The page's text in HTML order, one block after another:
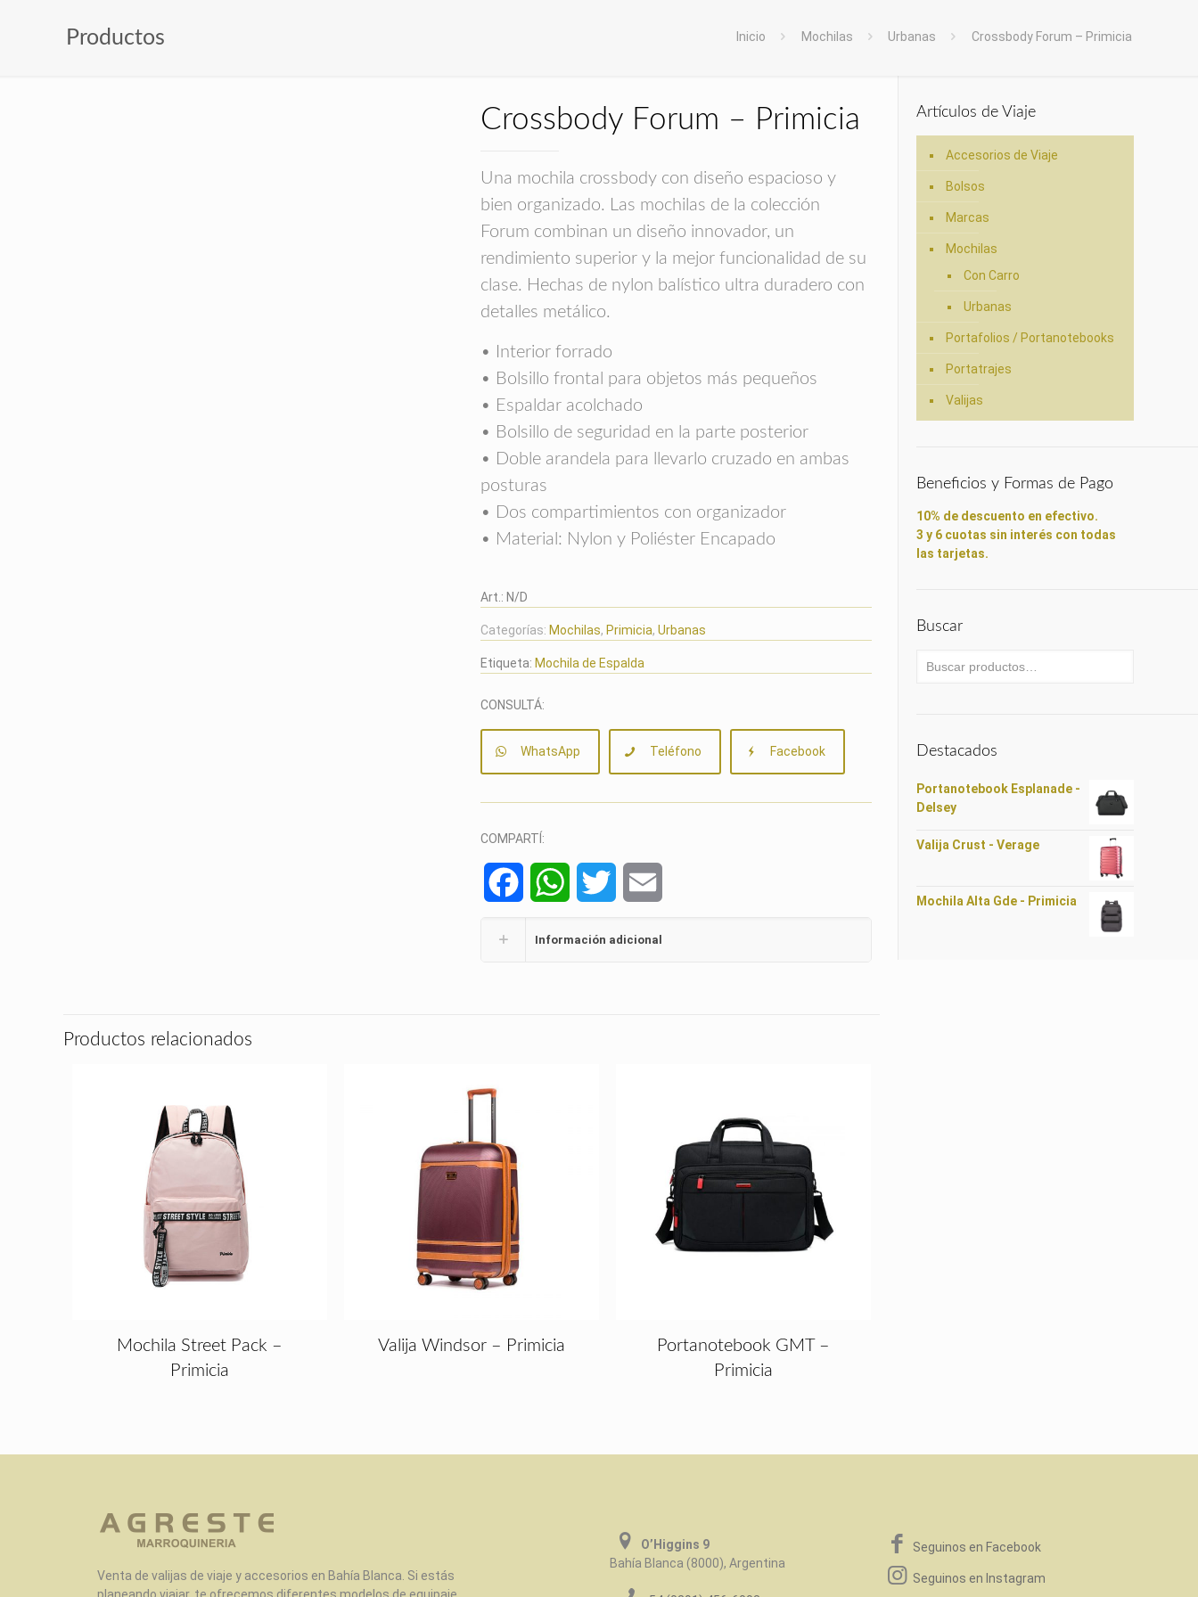
Productos Inicio Mochilas Urbanas Crossbody Forum – Primicia
Crossbody Forum – Primicia
Una mochila crossbody con diseño espacioso y
bien organizado. Las mochilas de la colección
Forum combinan un diseño innovador, un
rendimiento superior y la mejor funcionalidad de su
clase. Hechas de nylon balístico ultra duradero con
detalles metálico.
• Interior forrado
• Bolsillo frontal para objetos más pequeños
• Espaldar acolchado
• Bolsillo de seguridad en la parte posterior
• Doble arandela para llevarlo cruzado en ambas
posturas
• Dos compartimientos con organizador
• Material: Nylon y Poliéster Encapado
Art.: N/D
Categorías: Mochilas, Primicia, Urbanas
Etiqueta: Mochila de Espalda
CONSULTÁ:
WhatsApp Teléfono Facebook
COMPARTÍ:
FacebookWhatsAppTwitter
Información adicional
Productos relacionados
Mochila Street Pack –
Primicia
Valija Windsor – Primicia
Portanotebook GMT –
Primicia
Artículos de Viaje
Accesorios de Viaje
Bolsos
Marcas
Mochilas
Con Carro
Urbanas
Portafolios / Portanotebooks
Portatrajes
Valijas
Beneficios y Formas de Pago
10% de descuento en efectivo.
3 y 6 cuotas sin interés con todas
las tarjetas.
Buscar
Destacados
Portanotebook Esplanade -
Delsey
Valija Crust - Verage
Mochila Alta Gde - Primicia
Venta de valijas de viaje y accesorios en Bahía Blanca. Si estás
planeando viajar, te ofrecemos diferentes modelos de equipaje,
O’Higgins 9
Bahía Blanca (8000), Argentina
Seguinos en Facebook
Seguinos en Instagram